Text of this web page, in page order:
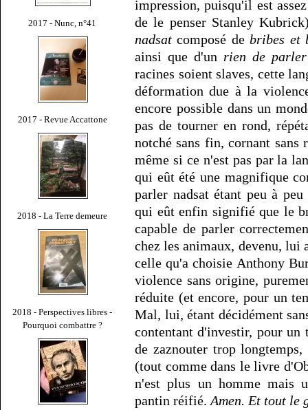
2017 - Nunc, n°41
2017 - Revue Accattone
2018 - La Terre demeure
2018 - Perspectives libres -
Pourquoi combattre ?
impression, puisqu'il est
de le penser Stanley
nadsat composé debribes et
ainsi que d'un rien de parler
racines soient slaves, cette
déformation due à la
encore possible dans un
pas de tourner en rond,
notché sans fin, cornant sans
même si ce n'est pas par la
qui eût été une magnifique
parler nadsat étant peu à
qui eût enfin signifié que le
capable de parler
chez les animaux, devenu, lui
celle qu'a choisie Anthony
violence sans origine,
réduite (et encore, pour un
Mal, lui, étant décidément
contentant d'investir, pour
de zaznouter trop
(tout comme dans le livre
n'est plus un homme mais
pantin réifié. Amen. Et tout le